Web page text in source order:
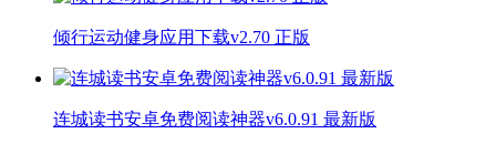
倾行运动健身应用下载v2.70 正版
连城读书安卓免费阅读神器v6.0.91 最新版